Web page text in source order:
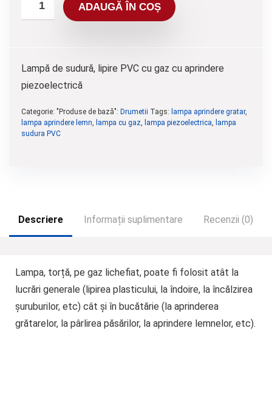
ADAUGĂ ÎN COȘ
Lampă de sudură, lipire PVC cu gaz cu aprindere
piezoelectrică
Categorie: "Produse de bază": Drumetii Tags: lampa aprindere gratar,
lampa aprindere lemn
lampa cu gaz lampa piezoelectrica
lampa
sudura PVC
Descriere Informații suplimentare Recenzii (0)
Lampa, torță, pe gaz lichefiat, poate fi folosit atât la
lucrări generale (lipirea plasticului, la îndoire, la încălzirea
șuruburilor, etc) cât și în bucătărie (la aprinderea
grătarelor, la pârlirea păsărilor, la aprindere lemnelor, etc).